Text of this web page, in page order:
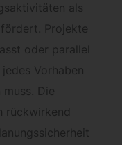
als
Projekte
oder parallel
Vorhaben
Die
rückwirkend